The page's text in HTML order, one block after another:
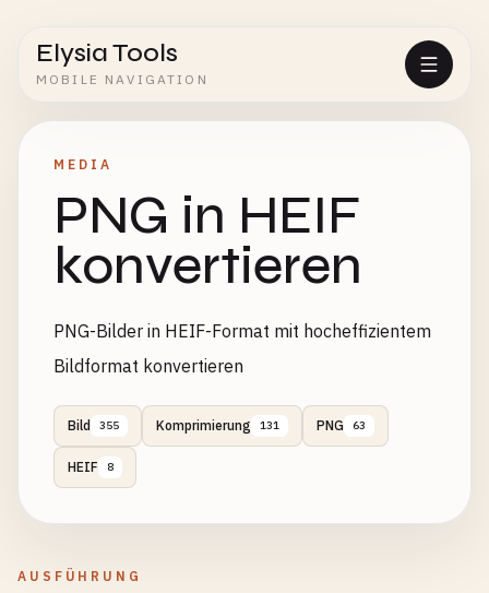
Elysia Tools
MOBILE NAVIGATION
MEDIA
PNG in HEIF
konvertieren
PNG-Bilder in HEIF-Format mit hocheffizientem
Bildformat konvertieren
Bild 355 Komprimierung 131 PNG 63
HEIF 8
AUSFÜHRUNG